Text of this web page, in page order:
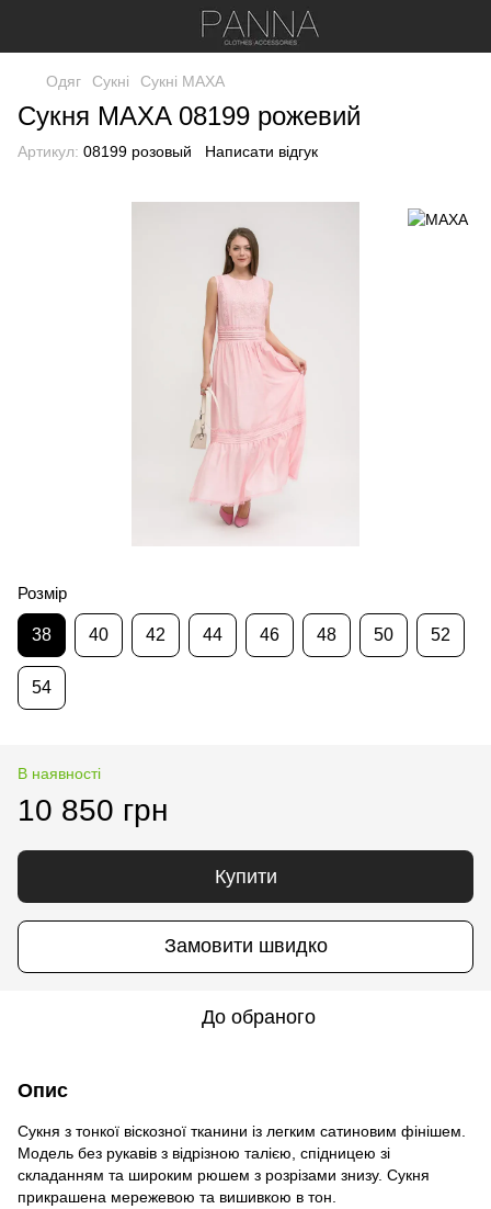
Одяг Сукні Сукні МАХА
Сукня MAXA 08199 рожевий
Артикул: 08199 розовый Написати відгук
Розмір
38 40 42 44 46 48 50 52
54
В наявності
10 850 грн
Купити
Замовити швидко
До обраного
Опис
Сукня з тонкої віскозної тканини із легким сатиновим фінішем.
Модель без рукавів з відрізною талією, спідницею зі
складанням та широким рюшем з розрізами знизу. Сукня
прикрашена мережевою та вишивкою в тон.